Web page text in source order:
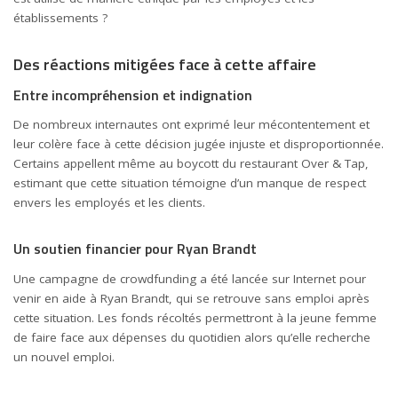
établissements ?
Des réactions mitigées face à cette affaire
Entre incompréhension et indignation
De nombreux internautes ont exprimé leur mécontentement et
leur colère face à cette décision jugée injuste et disproportionnée.
Certains appellent même au boycott du restaurant Over & Tap,
estimant que cette situation témoigne d’un manque de respect
envers les employés et les clients.
Un soutien financier pour Ryan Brandt
Une campagne de crowdfunding a été lancée sur Internet pour
venir en aide à Ryan Brandt, qui se retrouve sans emploi après
cette situation. Les fonds récoltés permettront à la jeune femme
de faire face aux dépenses du quotidien alors qu’elle recherche
un nouvel emploi.